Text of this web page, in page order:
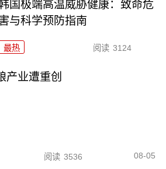
国极端高温威胁健康：致命危
与科学预防指南
最热 阅读 3124
产业遭重创
阅读 3536 08-05